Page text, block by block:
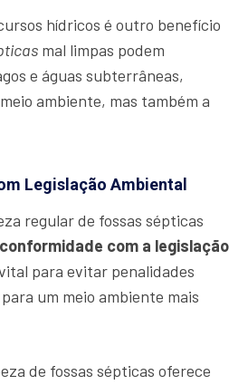
hídricos é outro benefício
mal limpas podem
e águas subterrâneas,
ambiente, mas também a
Legislação Ambiental
regular de fossas sépticas
conformidade com a legislação
para evitar penalidades
um meio ambiente mais
de fossas sépticas oferece